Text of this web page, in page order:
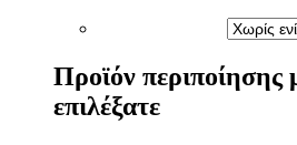
Προϊόν
επιλέξατε